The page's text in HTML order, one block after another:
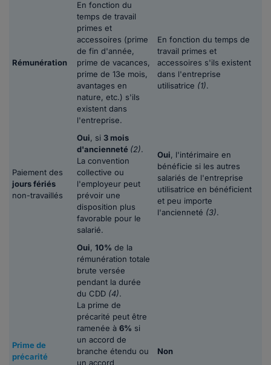
Rémunération
En fonction du
temps de travail
primes et
accessoires (prime
de fin d'année,
prime de vacances,
prime de 13e mois,
avantages en
nature, etc.) s'ils
existent dans
l'entreprise.
En fonction du temps de
travail primes et
accessoires s'ils existent
dans l'entreprise
utilisatrice (1).
Paiement des
jours fériés
non-travaillés
Oui, si 3 mois
d'ancienneté (2).
La convention
collective ou
l'employeur peut
prévoir une
disposition plus
favorable pour le
salarié.
Oui, l'intérimaire en
bénéficie si les autres
salariés de l'entreprise
utilisatrice en bénéficient
et peu importe
l'ancienneté (3).
Prime de
précarité
Oui, 10% de la
rémunération totale
brute versée
pendant la durée
du CDD (4).
La prime de
précarité peut être
ramenée à 6% si
un accord de
branche étendu ou
un accord
Non